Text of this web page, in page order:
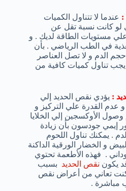
: عندما لا تتناول الكميات
لو كانت نسبة تقل عن
سلباً علي مستويات الطاقة لديك . و
في الطب الرياضي . بأن
الدم و لا تصل العناصر
يجب تناول كميات كافية من
: يؤدي نقص الحديد إلي
القدرة علي التركيز و
الأوكسجين إلي الخلايا
إيمي جودسون بأن زيادة
. يمكنك تناول اللحوم
و الخضار الورقية الداكنة
. فهذه الأطعمة تحتوي
يكون نقص الحديد بسبب
كنت تعاني من أعراض نقص
مباشرة .